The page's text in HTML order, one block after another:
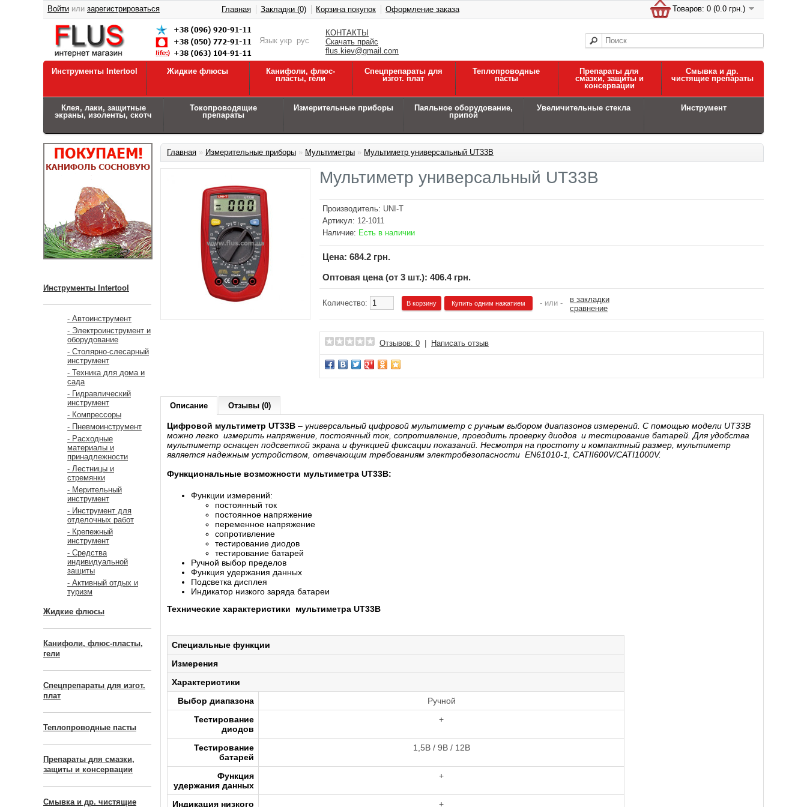
КОНТАКТЫ
Скачать прайс
flus.kiev@gmail.com
Язык укр рус
Товаров: 0 (0.0 грн.)
Войти или зарегистрироваться Главная Закладки (0) Корзина покупок Оформление заказа
Инструменты Intertool Жидкие флюсы
Канифоли, флюс-
пласты, гели
Спецпрепараты для
изгот. плат
Теплопроводные
пасты
Препараты для
смазки, защиты и
консервации
Смывка и др.
чистящие препараты
Клея, лаки, защитные
экраны, изоленты, скотч
Токопроводящие
препараты
Измерительные приборы
Паяльное оборудование,
припой
Увеличительные стекла Инструмент
Инструменты Intertool
- Автоинструмент
- Электроинструмент и
оборудование
- Столярно-слесарный
инструмент
- Техника для дома и
сада
- Гидравлический
инструмент
- Компрессоры
- Пневмоинструмент
- Расходные
материалы и
принадлежности
- Лестницы и
стремянки
- Мерительный
инструмент
- Инструмент для
отделочных работ
- Крепежный
инструмент
- Средства
индивидуальной
защиты
- Активный отдых и
туризм
Жидкие флюсы
Канифоли, флюс-пласты,
гели
Спецпрепараты для изгот.
плат
Теплопроводные пасты
Препараты для смазки,
защиты и консервации
Смывка и др. чистящие
Главная » Измерительные приборы » Мультиметры » Мультиметр универсальный UT33B
Мультиметр универсальный UT33B
Производитель: UNI-T
Артикул: 12-1011
Наличие: Есть в наличии
Цена: 684.2 грн.
Оптовая цена (от 3 шт.): 406.4 грн.
Количество: Купить одним нажатием - или -
в закладки
сравнение
Отзывов: 0 Написать отзыв
Описание Отзывы (0)
Цифровой мультиметр UT33B – универсальный цифровой мультиметр с ручным выбором диапазонов измерений. С помощью модели UT33B
можно легко измерить напряжение, постоянный ток, сопротивление, проводить проверку диодов и тестирование батарей. Для удобства
мультиметр оснащен подсветкой экрана и функцией фиксации показаний. Несмотря на простоту и компактный размер, мультиметр
является надежным устройством, отвечающим требованиям электробезопасности EN61010-1, CATII600V/CATI1000V.
Функциональные возможности мультиметра UT33B:
Функции измерений:
постоянный ток
постоянное напряжение
переменное напряжение
сопротивление
тестирование диодов
тестирование батарей
Ручной выбор пределов
Функция удержания данных
Подсветка дисплея
Индикатор низкого заряда батареи
Технические характеристики мультиметра UT33B
Специальные функции
Измерения
Характеристики
Выбор диапазона
Ручной
Тестирование
диодов
+
Тестирование
батарей
1,5В / 9В / 12В
Функция
удержания данных
+
Индикация низкого +